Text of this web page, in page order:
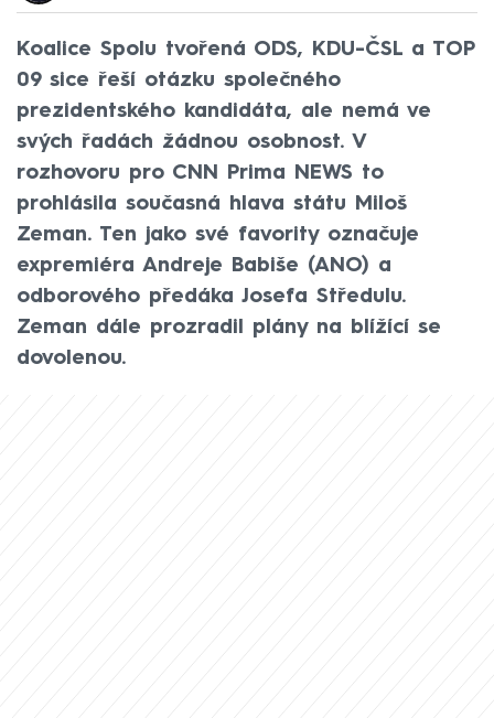
Koalice Spolu tvořená ODS, KDU-ČSL a TOP
09 sice řeší otázku společného
prezidentského kandidáta, ale nemá ve
svých řadách žádnou osobnost. V
rozhovoru pro CNN Prima NEWS to
prohlásila současná hlava státu Miloš
Zeman. Ten jako své favority označuje
expremiéra Andreje Babiše (ANO) a
odborového předáka Josefa Středulu.
Zeman dále prozradil plány na blížící se
dovolenou.